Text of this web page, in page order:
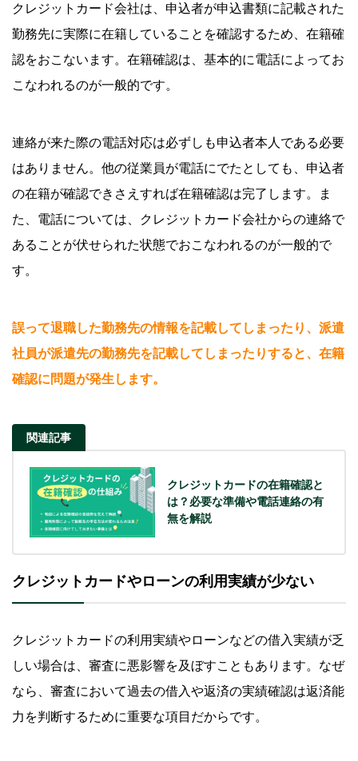
クレジットカード会社は、申込者が申込書類に記載された
勤務先に実際に在籍していることを確認するため、在籍確
認をおこないます。在籍確認は、基本的に電話によってお
こなわれるのが一般的です。
連絡が来た際の電話対応は必ずしも申込者本人である必要
はありません。他の従業員が電話にでたとしても、申込者
の在籍が確認できさえすれば在籍確認は完了します。ま
た、電話については、クレジットカード会社からの連絡で
あることが伏せられた状態でおこなわれるのが一般的で
す。
誤って退職した勤務先の情報を記載してしまったり、派遣
社員が派遣先の勤務先を記載してしまったりすると、在籍
確認に問題が発生します。
関連記事
クレジットカードの在籍確認と
は？必要な準備や電話連絡の有
無を解説
クレジットカードやローンの利用実績が少ない
クレジットカードの利用実績やローンなどの借入実績が乏
しい場合は、審査に悪影響を及ぼすこともあります。なぜ
なら、審査において過去の借入や返済の実績確認は返済能
力を判断するために重要な項目だからです。